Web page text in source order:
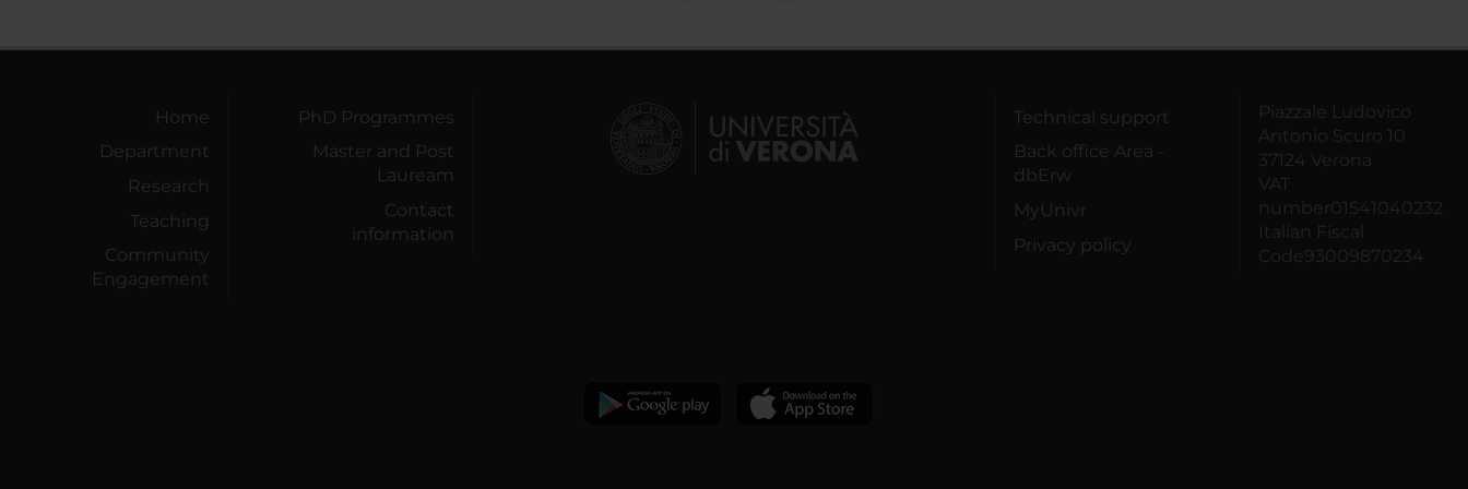
Home
Department
Research
Teaching
Community
Engagement
PhD Programmes
Master and Post
Lauream
Contact
information
Technical support
Back office Area -
dbErw
MyUnivr
Privacy policy
Piazzale Ludovico
Antonio Scuro 10
37124 Verona
VAT
number01541040232
Italian Fiscal
Code93009870234